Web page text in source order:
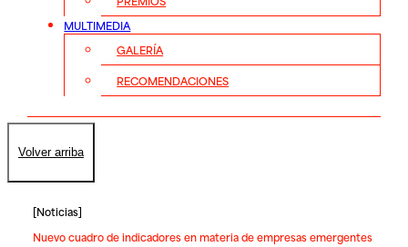
MULTIMEDIA
GALERÍA
RECOMENDACIONES
Volver arriba
[Noticias]
Nuevo cuadro de indicadores en materia de empresas emergentes